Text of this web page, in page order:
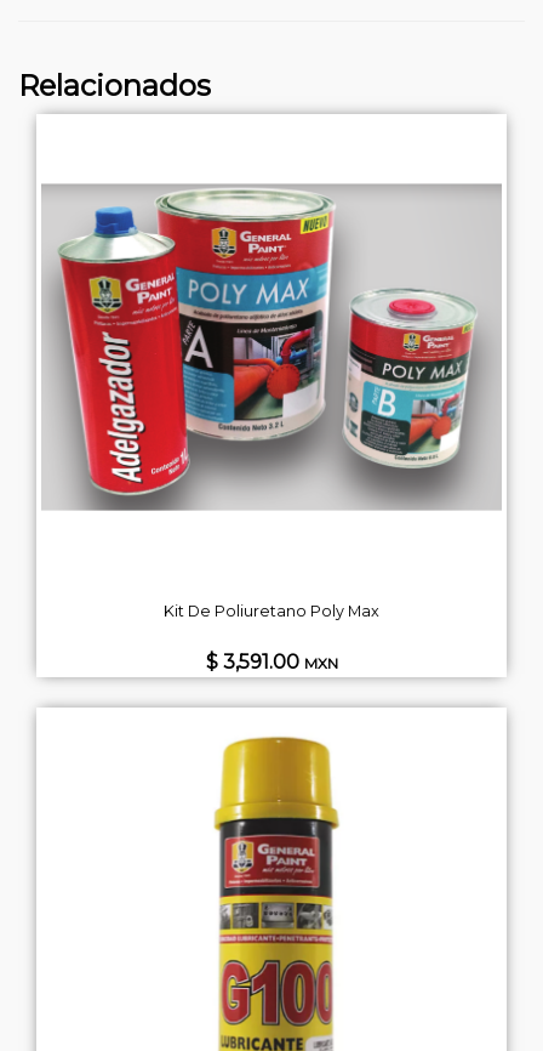
Relacionados
Kit De Poliuretano Poly Max
$ 3,591.00 MXN